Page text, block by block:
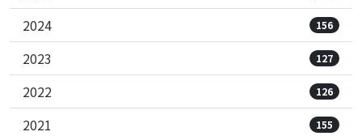
2024 156
2023 127
2022 126
2021 155